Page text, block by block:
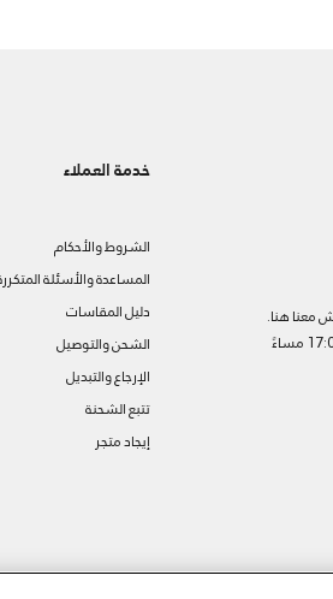
معنا هنا.
خدمة العملاء
الشروط والأحكام
المساعدة والأسئلة
دليل المقاسات
الشحن والتوصيل
الإرجاع والتبديل
تتبع الشحنة
إيجاد متجر